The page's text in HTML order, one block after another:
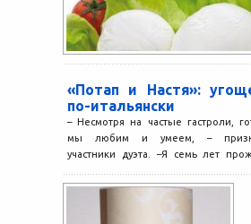
«Потап и Настя»:
по-итальянски
– Несмотря на частые гастроли,
мы любим и умеем, –
участники дуэта. –Я семь лет